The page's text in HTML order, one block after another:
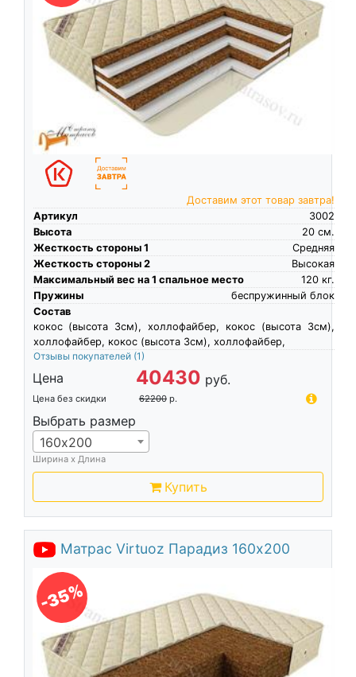
Доставим этот товар завтра!
Артикул
3002
Высота
см.
20
Жесткость стороны 1
Средняя
Жесткость стороны 2
Высокая
Максимальный вес на 1 спальное место
кг.
120
Пружины
беспружинный блок
Состав
кокос (высота 3см), холлофайбер, кокос (высота 3см),
холлофайбер, кокос (высота 3см), холлофайбер,
Отзывы покупателей (1)
Цена 40430 руб.
Цена без скидки 62200 р.
Выбрать размер
160х200
Ширина х Длина
Купить
Матрас Virtuoz Парадиз 160х200
-35%